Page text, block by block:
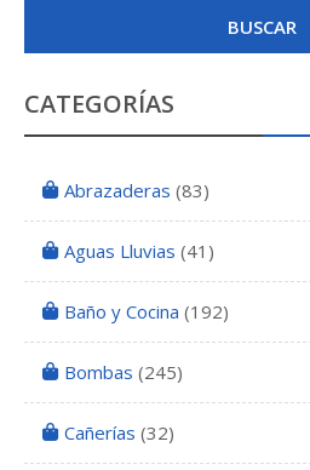
BUSCAR
CATEGORÍAS
Abrazaderas (83)
Aguas Lluvias (41)
Baño y Cocina (192)
Bombas (245)
Cañerías (32)